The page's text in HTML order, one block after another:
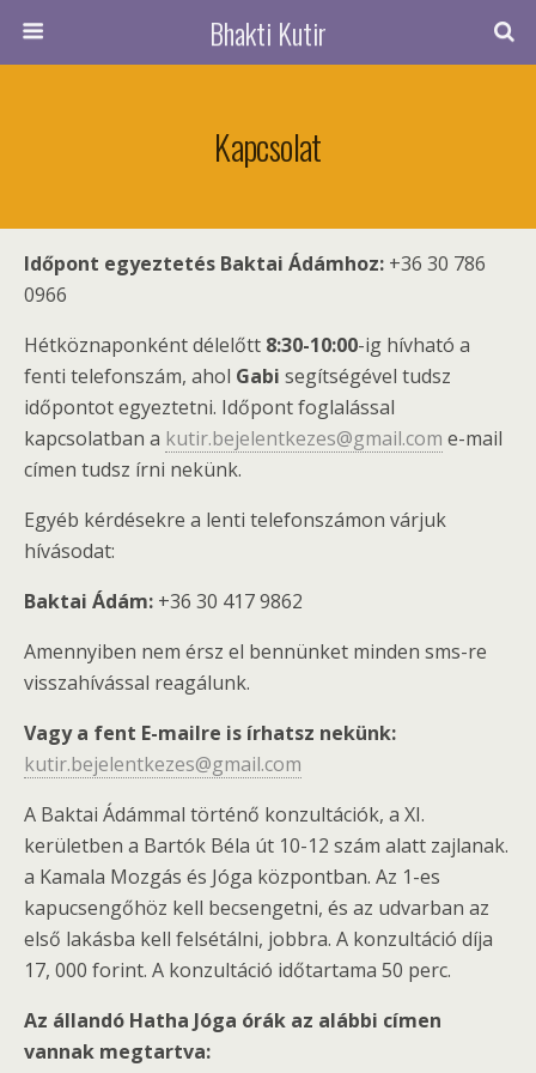
Bhakti Kutir
Kapcsolat
Időpont egyeztetés Baktai Ádámhoz: +36 30 786
0966
Hétköznaponként délelőtt 8:30-10:00-ig hívható a
fenti telefonszám, ahol Gabi segítségével tudsz
időpontot egyeztetni. Időpont foglalással
kapcsolatban a kutir.bejelentkezes@gmail.com e-mail
címen tudsz írni nekünk.
Egyéb kérdésekre a lenti telefonszámon várjuk
hívásodat:
Baktai Ádám: +36 30 417 9862
Amennyiben nem érsz el bennünket minden sms-re
visszahívással reagálunk.
Vagy a fent E-mailre is írhatsz nekünk:
kutir.bejelentkezes@gmail.com
A Baktai Ádámmal történő konzultációk, a XI.
kerületben a Bartók Béla út 10-12 szám alatt zajlanak.
a Kamala Mozgás és Jóga központban. Az 1-es
kapucsengőhöz kell becsengetni, és az udvarban az
első lakásba kell felsétálni, jobbra. A konzultáció díja
17, 000 forint. A konzultáció időtartama 50 perc.
Az állandó Hatha Jóga órák az alábbi címen
vannak megtartva: